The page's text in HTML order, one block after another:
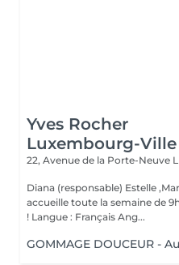
Yves Rocher
Luxembourg-Ville
22, Avenue de la Porte-Neuve
Diana (responsable) Estelle
accueille toute la semaine de
! Langue : Français Ang...
GOMMAGE DOUCEUR -